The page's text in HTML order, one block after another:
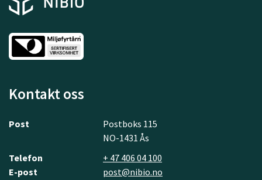
Kontakt oss
Post
Postboks 115
NO-1431 Ås
Telefon
+ 47 406 04 100
E-post
post@nibio.no